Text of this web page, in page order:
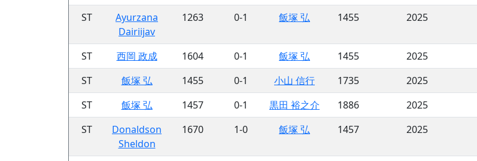
ST
Ayurzana
Dairiijav
1263 0-1 飯塚 弘 1455 2025
ST 西岡 政成 1604 0-1 飯塚 弘 1455
2025
ST
飯塚 弘 1455 0-1 小山 信行 1735
2025
ST
飯塚 弘 1457 0-1 黒田 裕之介 1886
2025
ST
Donaldson
Sheldon
1670 1-0 飯塚 弘 1457 2025